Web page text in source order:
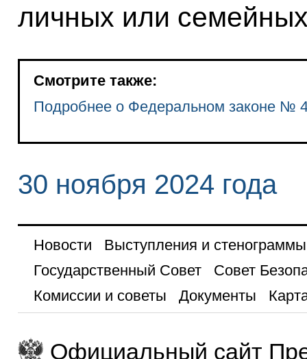
личных или
Смотрите также:
Подробнее о Федеральном законе №
30 ноября 2024 года
Новости
Выступления и стенограммы
Государственный Совет
Совет
Комиссии и советы
Документы
Официальный сайт